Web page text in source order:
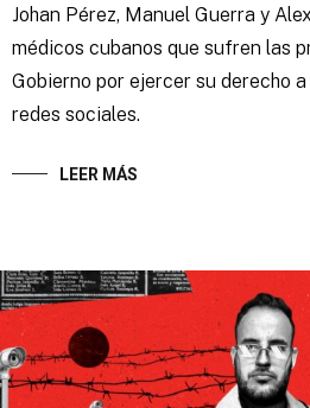
Johan Pérez, Manuel Guerra y
médicos cubanos que sufren las
Gobierno por ejercer su derecho
redes sociales.
LEER MÁS